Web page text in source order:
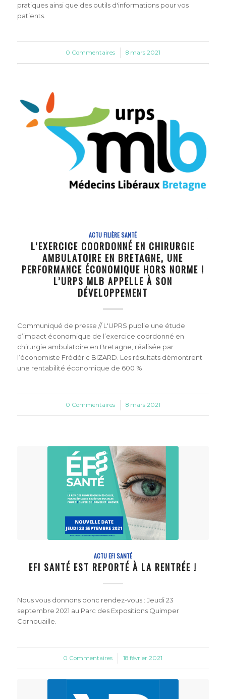
pratiques ainsi que des outils d'informations pour vos
patients.
0 Commentaires
/ 8 mars 2021
ACTU FILIÈRE SANTÉ
L’EXERCICE COORDONNÉ EN CHIRURGIE
AMBULATOIRE EN BRETAGNE, UNE
PERFORMANCE ÉCONOMIQUE HORS NORME !
L’URPS MLB APPELLE À SON
DÉVELOPPEMENT
Communiqué de presse // L'UPRS publie une étude
d’impact économique de l’exercice coordonné en
chirurgie ambulatoire en Bretagne, réalisée par
l’économiste Frédéric BIZARD. Les résultats démontrent
une rentabilité économique de 600 %.
0 Commentaires
/ 8 mars 2021
ACTU EFI SANTÉ
EFI SANTÉ EST REPORTÉ À LA RENTRÉE !
Nous vous donnons donc rendez-vous : Jeudi 23
septembre 2021 au Parc des Expositions Quimper
Cornouaille.
0 Commentaires
/ 18 février 2021